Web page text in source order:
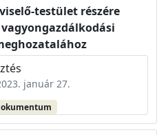
testület részére
január 27.